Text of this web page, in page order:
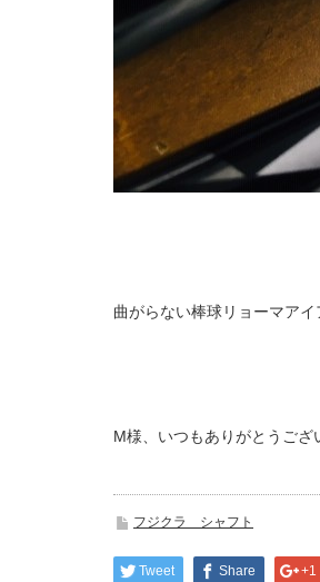
曲がらない棒球リョーマア
M様、いつもありがとうござ
フジクラ シャフト
Tweet Share +1